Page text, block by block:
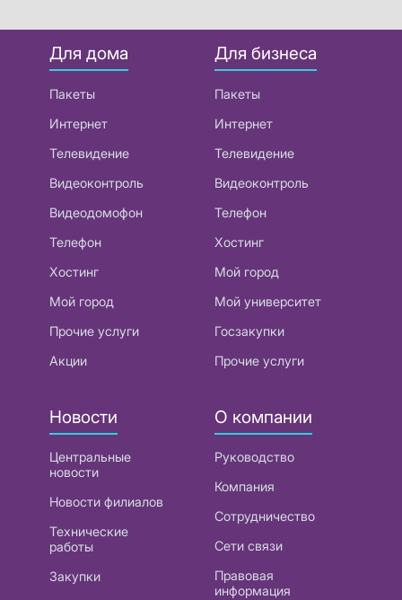
Для дома
Пакеты
Интернет
Телевидение
Видеоконтроль
Видеодомофон
Телефон
Хостинг
Мой город
Прочие услуги
Акции
Для бизнеса
Пакеты
Интернет
Телевидение
Видеоконтроль
Телефон
Хостинг
Мой город
Мой университет
Госзакупки
Прочие услуги
Новости
Центральные
новости
Новости филиалов
Технические
работы
Закупки
О компании
Руководство
Компания
Сотрудничество
Сети связи
Правовая
информация